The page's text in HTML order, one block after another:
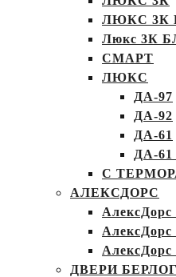
ЛЮКС 3К
Люкс 3К
СМАРТ
ЛЮКС
ДА-97
ДА-92
ДА-61
ДА-61
С
АЛЕКСДОРС
АлексДорс
ДВЕРИ